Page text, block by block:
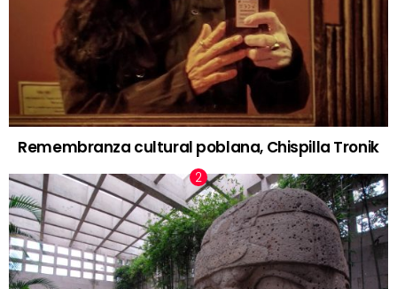
Remembranza cultural poblana, Chispilla Tronik